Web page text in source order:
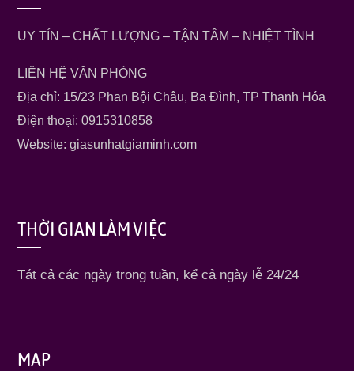
UY TÍN – CHẤT LƯỢNG – TẬN TÂM – NHIỆT TÌNH
LIÊN HỆ VĂN PHÒNG
Địa chỉ: 15/23 Phan Bội Châu, Ba Đình, TP Thanh Hóa
Điện thoại: 0915310858
Website: giasunhatgiaminh.com
THỜI GIAN LÀM VIỆC
Tát cả các ngày trong tuần, kể cả ngày lễ 24/24
MAP